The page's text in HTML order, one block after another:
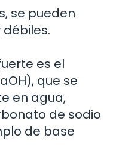
se pueden
es el
que se
en agua,
de sodio
de base